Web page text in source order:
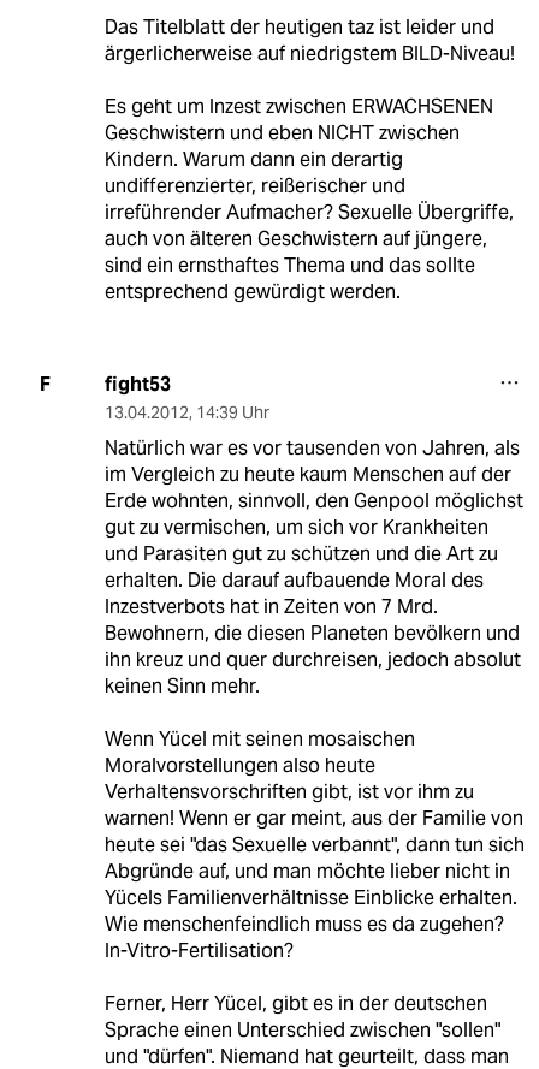
Das Titelblatt der heutigen taz ist leider und
ärgerlicherweise auf niedrigstem BILD-Niveau!
Es geht um Inzest zwischen ERWACHSENEN
Geschwistern und eben NICHT zwischen
Kindern. Warum dann ein derartig
undifferenzierter, reißerischer und
irreführender Aufmacher? Sexuelle Übergriffe,
auch von älteren Geschwistern auf jüngere,
sind ein ernsthaftes Thema und das sollte
entsprechend gewürdigt werden.
F fight53
13.04.2012, 14:39 Uhr
Natürlich war es vor tausenden von Jahren, als
im Vergleich zu heute kaum Menschen auf der
Erde wohnten, sinnvoll, den Genpool möglichst
gut zu vermischen, um sich vor Krankheiten
und Parasiten gut zu schützen und die Art zu
erhalten. Die darauf aufbauende Moral des
Inzestverbots hat in Zeiten von 7 Mrd.
Bewohnern, die diesen Planeten bevölkern und
ihn kreuz und quer durchreisen, jedoch absolut
keinen Sinn mehr.
Wenn Yücel mit seinen mosaischen
Moralvorstellungen also heute
Verhaltensvorschriften gibt, ist vor ihm zu
warnen! Wenn er gar meint, aus der Familie von
heute sei "das Sexuelle verbannt", dann tun sich
Abgründe auf, und man möchte lieber nicht in
Yücels Familienverhältnisse Einblicke erhalten.
Wie menschenfeindlich muss es da zugehen?
In-Vitro-Fertilisation?
Ferner, Herr Yücel, gibt es in der deutschen
Sprache einen Unterschied zwischen "sollen"
und "dürfen". Niemand hat geurteilt, dass man